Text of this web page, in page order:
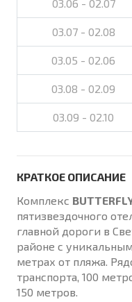
03.06 - 02.07
03.07 - 02.08
03.05 - 02.06
03.08 - 02.09
03.09 - 02.10
КРАТКОЕ ОПИСАНИЕ
Комплекс
пятизвездочного
главной дороги в
районе с
метрах от пляжа.
транспорта, 100
150 метров.